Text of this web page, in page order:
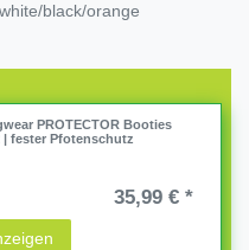
white/black/orange
PROTECTOR Booties
| fester Pfotenschutz
35,99 € *